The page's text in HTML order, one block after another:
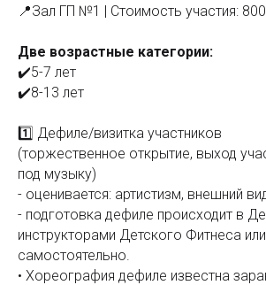
📍Зал ГП №1 | Стоимость участия:
Две возрастные категории:
✔️5-7 лет
✔️8-13 лет
1️⃣ Дефиле/визитка участников
(торжественное открытие, выход
под музыку)
- оценивается: артистизм, внешний
- подготовка дефиле происходит в
инструкторами Детского Фитнеса или
самостоятельно.
• Хореография дефиле известна